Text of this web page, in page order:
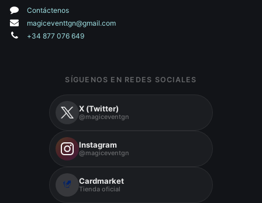
Contáctenos
magiceventtgn@gmail.com
+34 877 076 649
SÍGUENOS EN REDES SOCIALES
X (Twitter)
@magiceventgn
Instagram
@magiceventgn
Cardmarket
Tienda oficial